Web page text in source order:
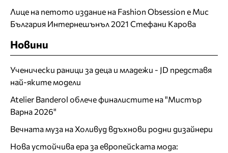
Лице на петото издание на Fashion Obsession е Мис
България Интернешънъл 2021 Стефани Карова
Новини
Ученически раници за деца и младежи - JD представя
най-яките модели
Atelier Banderol облече финалистите на "Мистър
Варна 2026"
Вечната муза на Холивуд вдъхнови родни дизайнери
Нова устойчива ера за европейската мода: